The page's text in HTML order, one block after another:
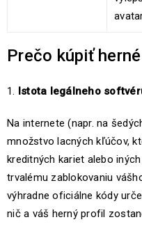
Prečo kúpiť
Istota legálneho
Na internete (napr. na
množstvo lacných kľúčov,
kreditných kariet alebo
trvalému zablokovaniu
výhradne oficiálne kódy
nič a váš herný profil